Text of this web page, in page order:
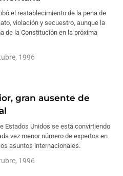
el restablecimiento de la pena de
violación y secuestro, aunque la
de la Constitución en la próxima
1996
gran ausente de
Estados Unidos se está convirtiendo
vez menor número de expertos en
asuntos internacionales.
1996